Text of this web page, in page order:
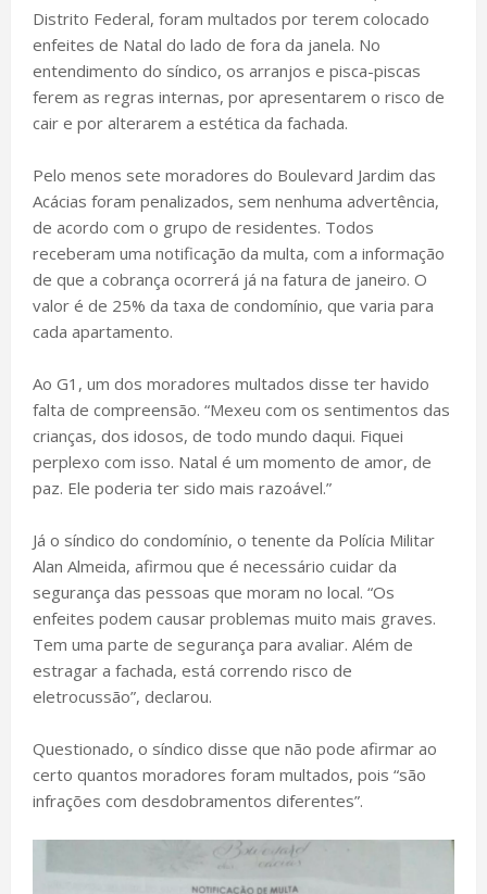
Distrito Federal, foram multados por terem colocado
enfeites de Natal do lado de fora da janela. No
entendimento do síndico, os arranjos e pisca-piscas
ferem as regras internas, por apresentarem o risco de
cair e por alterarem a estética da fachada.
Pelo menos sete moradores do Boulevard Jardim das
Acácias foram penalizados, sem nenhuma advertência,
de acordo com o grupo de residentes. Todos
receberam uma notificação da multa, com a informação
de que a cobrança ocorrerá já na fatura de janeiro. O
valor é de 25% da taxa de condomínio, que varia para
cada apartamento.
Ao G1, um dos moradores multados disse ter havido
falta de compreensão. “Mexeu com os sentimentos das
crianças, dos idosos, de todo mundo daqui. Fiquei
perplexo com isso. Natal é um momento de amor, de
paz. Ele poderia ter sido mais razoável.”
Já o síndico do condomínio, o tenente da Polícia Militar
Alan Almeida, afirmou que é necessário cuidar da
segurança das pessoas que moram no local. “Os
enfeites podem causar problemas muito mais graves.
Tem uma parte de segurança para avaliar. Além de
estragar a fachada, está correndo risco de
eletrocussão”, declarou.
Questionado, o síndico disse que não pode afirmar ao
certo quantos moradores foram multados, pois “são
infrações com desdobramentos diferentes”.